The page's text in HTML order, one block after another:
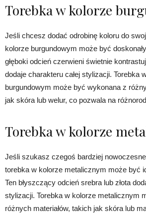
Torebka w kolorze
Jeśli chcesz dodać odrobinę koloru do
kolorze burgundowym może być
głęboki odcień czerwieni świetnie
dodaje charakteru całej stylizacji. Torebka
burgundowym może być wykonana z
jak skóra lub welur, co pozwala na
Torebka w kolorze
Jeśli szukasz czegoś bardziej
torebka w kolorze metalicznym może być
Ten błyszczący odcień srebra lub złota
stylizacji. Torebka w kolorze metalicznym
różnych materiałów, takich jak skóra lub